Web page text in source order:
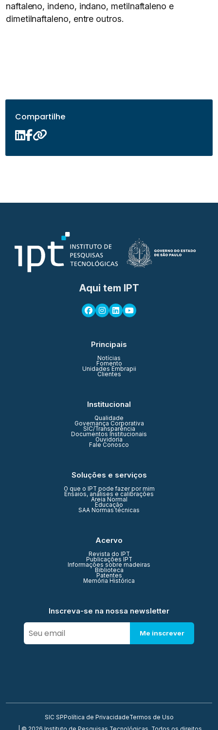
naftaleno, indeno, indano, metilnaftaleno e
dimetilnaftaleno, entre outros.
Compartilhe
Aqui tem IPT
Principais
Notícias
Fomento
Unidades Embrapii
Clientes
Institucional
Qualidade
Governança Corporativa
SIC/Transparência
Documentos Institucionais
Ouvidoria
Fale Conosco
Soluções e serviços
O que o IPT pode fazer por mim
Ensaios, análises e calibrações
Areia Normal
Educação
SAA Normas técnicas
Acervo
Revista do IPT
Publicações IPT
Informações sobre madeiras
Biblioteca
Patentes
Memória Histórica
Inscreva-se na nossa newsletter
Me inscrever
SIC SP Política de PrivacidadeTermos de Uso